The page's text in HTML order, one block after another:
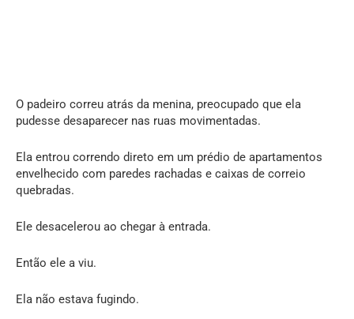
O padeiro correu atrás da menina, preocupado que ela
pudesse desaparecer nas ruas movimentadas.
Ela entrou correndo direto em um prédio de apartamentos
envelhecido com paredes rachadas e caixas de correio
quebradas.
Ele desacelerou ao chegar à entrada.
Então ele a viu.
Ela não estava fugindo.